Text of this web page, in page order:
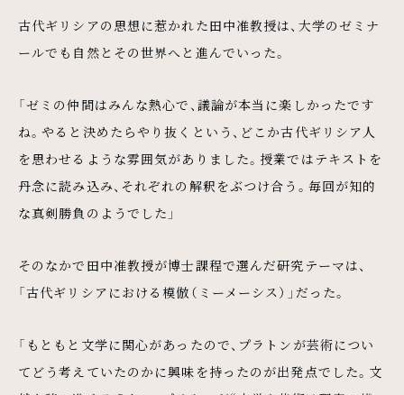
古代ギリシアの思想に惹かれた田中准教授は、大学のゼミナ
ールでも自然とその世界へと進んでいった。
「ゼミの仲間はみんな熱心で、議論が本当に楽しかったです
ね。やると決めたらやり抜くという、どこか古代ギリシア人
を思わせるような雰囲気がありました。授業ではテキストを
丹念に読み込み、それぞれの解釈をぶつけ合う。毎回が知的
な真剣勝負のようでした」
そのなかで田中准教授が博士課程で選んだ研究テーマは、
「古代ギリシアにおける模倣（ミーメーシス）」だった。
「もともと文学に関心があったので、プラトンが芸術につい
てどう考えていたのかに興味を持ったのが出発点でした。文